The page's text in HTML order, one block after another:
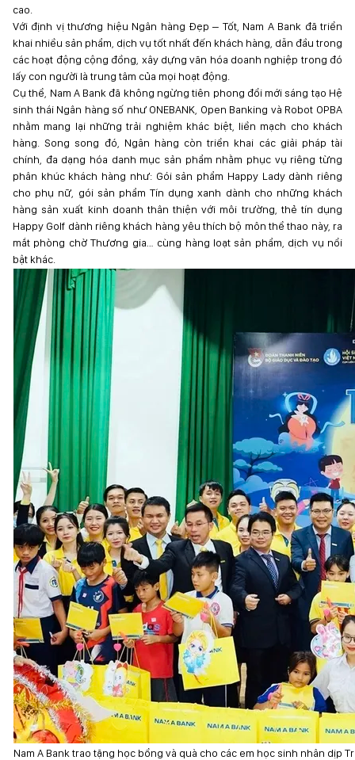
cao.
Với định vị thương hiệu Ngân hàng Đẹp – Tốt, Nam A Bank đã triển
khai nhiều sản phẩm, dịch vụ tốt nhất đến khách hàng, dẫn đầu trong
các hoạt động cộng đồng, xây dựng văn hóa doanh nghiệp trong đó
lấy con người là trung tâm của mọi hoạt động.
Cụ thể, Nam A Bank đã không ngừng tiên phong đổi mới sáng tạo Hệ
sinh thái Ngân hàng số như ONEBANK, Open Banking và Robot OPBA
nhằm mang lại những trải nghiệm khác biệt, liền mạch cho khách
hàng. Song song đó, Ngân hàng còn triển khai các giải pháp tài
chính, đa dạng hóa danh mục sản phẩm nhằm phục vụ riêng từng
phân khúc khách hàng như: Gói sản phẩm Happy Lady dành riêng
cho phụ nữ, gói sản phẩm Tín dụng xanh dành cho những khách
hàng sản xuất kinh doanh thân thiện với môi trường, thẻ tín dụng
Happy Golf dành riêng khách hàng yêu thích bộ môn thể thao này, ra
mắt phòng chờ Thương gia… cùng hàng loạt sản phẩm, dịch vụ nổi
bật khác.
Nam A Bank trao tặng học bổng và quà cho các em học sinh nhân dịp